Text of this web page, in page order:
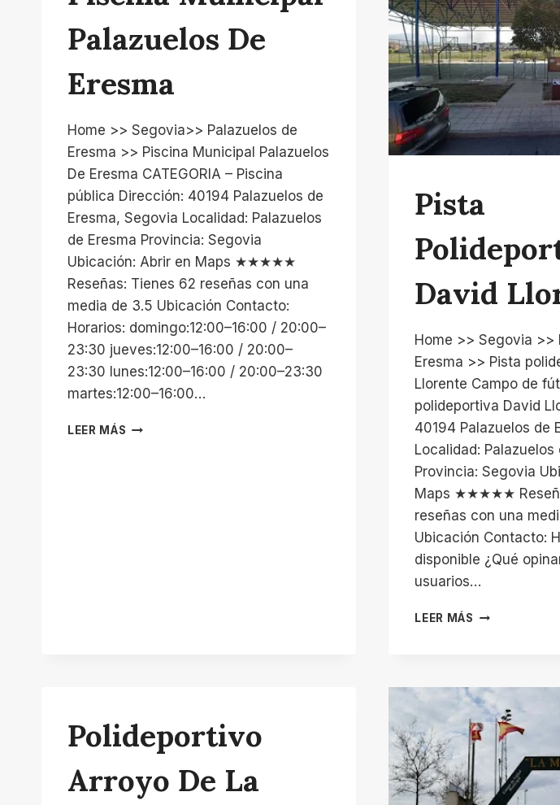
Palazuelos De
Eresma
Home >> Segovia>> Palazuelos de
Eresma >> Piscina Municipal Palazuelos
De Eresma CATEGORIA – Piscina
pública Dirección: 40194 Palazuelos de
Eresma, Segovia Localidad: Palazuelos
de Eresma Provincia: Segovia
Ubicación: Abrir en Maps ★★★★★
Reseñas: Tienes 62 reseñas con una
media de 3.5 Ubicación Contacto:
Horarios: domingo:12:00–16:00 / 20:00–
23:30 jueves:12:00–16:00 / 20:00–
23:30 lunes:12:00–16:00 / 20:00–23:30
martes:12:00–16:00…
LEER MÁS PISCINA
Pista
David
Home >> Segovia >>
Eresma >> Pista
Llorente Campo de
polideportiva David
40194 Palazuelos de
Localidad: Palazuelos
Provincia: Segovia
Maps ★★★★★
reseñas con una
Ubicación Contacto:
disponible ¿Qué
usuarios…
LEER MÁS PISTA
Polideportivo
Arroyo De La